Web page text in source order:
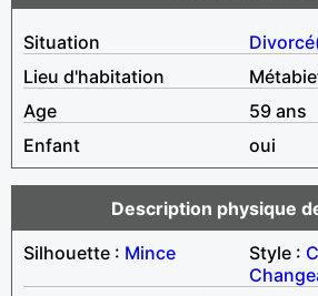
Situation
Lieu d'habitation
Age
59 ans
Enfant
oui
Description physique
Silhouette : Mince Style :